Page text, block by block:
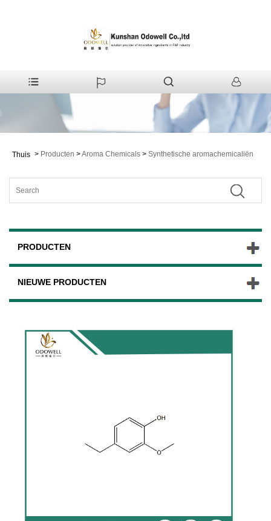
Thuis > Producten >Aroma Chemicals > Synthetische aromachemicaliën
PRODUCTEN
NIEUWE PRODUCTEN